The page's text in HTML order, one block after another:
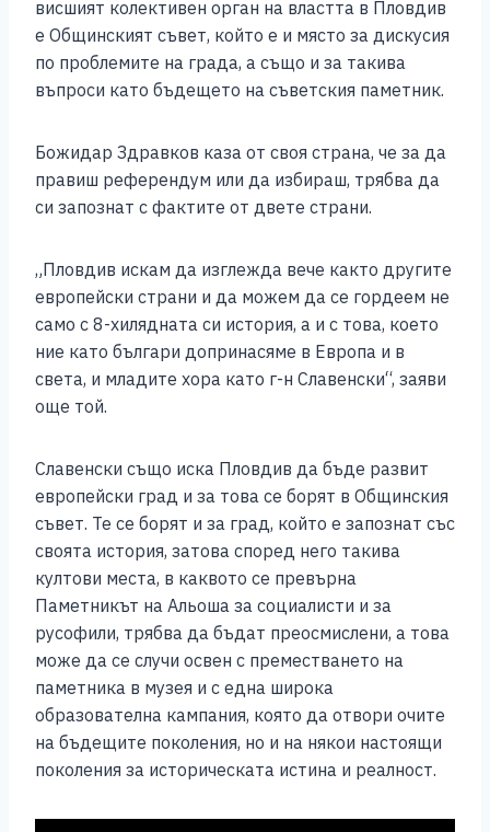
висшият колективен орган на властта в Пловдив
е Общинският съвет, който е и място за дискусия
по проблемите на града, а също и за такива
въпроси като бъдещето на съветския паметник.
Божидар Здравков каза от своя страна, че за да
правиш референдум или да избираш, трябва да
си запознат с фактите от двете страни.
„Пловдив искам да изглежда вече както другите
европейски страни и да можем да се гордеем не
само с 8-хилядната си история, а и с това, което
ние като българи допринасяме в Европа и в
света, и младите хора като г-н Славенски“, заяви
още той.
Славенски също иска Пловдив да бъде развит
европейски град и за това се борят в Общинския
съвет. Те се борят и за град, който е запознат със
своята история, затова според него такива
култови места, в каквото се превърна
Паметникът на Альоша за социалисти и за
русофили, трябва да бъдат преосмислени, а това
може да се случи освен с преместването на
паметника в музея и с една широка
образователна кампания, която да отвори очите
на бъдещите поколения, но и на някои настоящи
поколения за историческата истина и реалност.